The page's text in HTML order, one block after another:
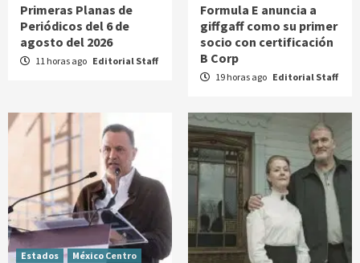
Primeras Planas de
Periódicos del 6 de
agosto del 2026
11 horas ago Editorial Staff
Formula E anuncia a
giffgaff como su primer
socio con certificación
B Corp
19 horas ago Editorial Staff
Estados
México Centro